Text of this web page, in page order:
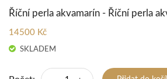
Říční perla akvamarín - Říční perla
14500 Kč
SKLADEM